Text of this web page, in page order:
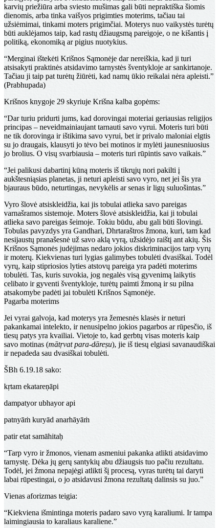
karvių priežiūra arba sviesto mušimas gali būti nepraktiška šiomis
dienomis, arba tinka vaišyos prigimties moterims, tačiau tai
užsiėmimai, tinkami moters prigimčiai. Moterys nuo vaikystės turėtų
būti auklėjamos taip, kad rastų džiaugsmą pareigoje, o ne kišantis į
politiką, ekonomiką ar pigius nuotykius.
“Merginai ištekėti Krišnos Sąmonėje dar nereiškia, kad ji turi
atsisakyti praktinės atsidavimo tarnystės šventykloje ar sankirtanoje.
Tačiau ji taip pat turėtų žiūrėti, kad namų ūkio reikalai nėra apleisti.”
(Prabhupada)
Krišnos knygoje 29 skyriuje Krišna kalba gopėms:
“Dar turiu pridurti jums, kad dorovingai moteriai geriausias religijos
principas – neveidmainiaujant tarnauti savo vyrui. Moteris turi būti
ne tik dorovinga ir ištikima savo vyrui, bet ir privalo maloniai elgtis
su jo draugais, klausyti jo tėvo bei motinos ir mylėti jaunesniuosius
jo brolius. O visų svarbiausia – moteris turi rūpintis savo vaikais.”
“Jei palikusi dabartinį kūną moteris iš tikrųjų nori pakilti į
aukštesniąsias planetas, ji neturi apleisti savo vyro, net jei šis yra
bjauraus būdo, neturtingas, nevykėlis ar senas ir ligų suluošintas.”
Vyro šlovė atsiskleidžia, kai jis tobulai atlieka savo pareigas
varnašramos sistemoje. Moters šlovė atsiskleidžia, kai ji tobulai
atlieka savo pareigas šeimoje. Tokiu būdu, abu gali būti šlovingi.
Tobulas pavyzdys yra Gandhari, Dhrtaraštros žmona, kuri, tam kad
nesijaustų pranašesnė už savo aklą vyrą, užsidėjo raištį ant akių. Šis
Krišnos Sąmonės judėjimas nedaro jokios diskriminacijos tarp vyrų
ir moterų. Kiekvienas turi lygias galimybes tobulėti dvasiškai. Todėl
vyrų, kaip stipriosios lyties atstovų pareiga yra padėti moterims
tobulėti. Tas, kuris suvokia, jog negalės visą gyvenimą laikytis
celibato ir gyventi šventykloje, turėtų paimti žmoną ir su pilna
atsakomybe padėti jai tobulėti Krišnos Sąmonėje.
Pagarba moterims
Jei vyrai galvoja, kad moterys yra žemesnės klasės ir neturi
pakankamai intelekto, ir nenusipelno jokios pagarbos ar rūpesčio, iš
tiesų patys yra kvailiai. Vietoje to, kad gerbtų visas moteris kaip
savo motinas (mātṛvat para-dāreṣu), jie iš tiesų elgiasi savanaudiškai
ir nepadeda sau dvasiškai tobulėti.
ŠBh 6.19.18 sako:
kṛtam ekatareṇāpi
dampatyor ubhayor api
patnyāṁ kuryād anarhāyāṁ
patir etat samāhitaḥ
“Tarp vyro ir žmonos, vienam asmeniui pakanka atlikti atsidavimo
tarnystę. Dėka jų gerų santykių abu džiaugsis tuo pačiu rezultatu.
Todėl, jei žmona nepajėgi atlikti šį procesą, vyras turėtų tai daryti
labai rūpestingai, o jo atsidavusi žmona rezultatą dalinsis su juo.”
Vienas aforizmas teigia:
“Kiekviena išmintinga moteris padaro savo vyrą karaliumi. Ir tampa
laimingiausia to karaliaus karaliene.”